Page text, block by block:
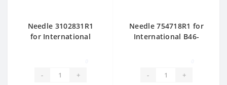
Needle 3102831R1
for International
- +
Needle 754718R1 for
International B46-
- +